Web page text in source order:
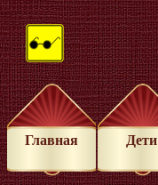
Главная Дети